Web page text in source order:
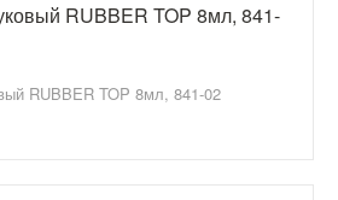
RUBBER TOP 8мл, 841-
RUBBER TOP 8мл, 841-02